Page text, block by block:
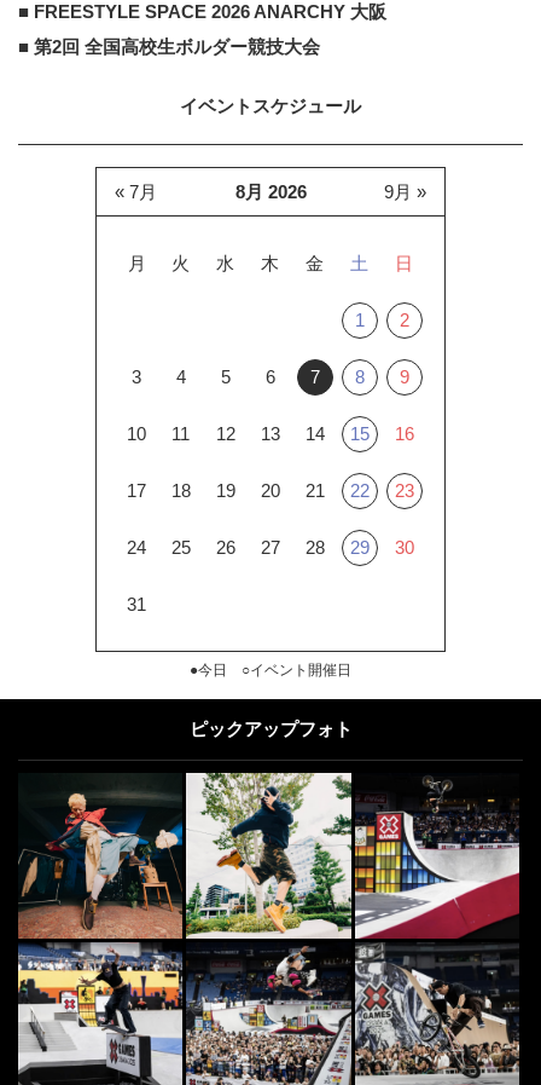
■ FREESTYLE SPACE 2026 ANARCHY 大阪
■ 第2回 全国高校生ボルダー競技大会
イベントスケジュール
8月 2026
月 火 水 木 金 土 日
1 2
3 4 5 6 7 8 9
10 11 12 13 14 15 16
17 18 19 20 21 22 23
24 25 26 27 28 29 30
31
« 7月 9月 »
●今日 ○イベント開催日
ピックアップフォト